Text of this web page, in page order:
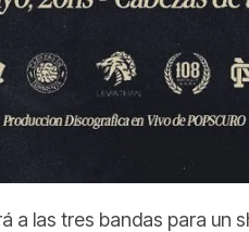
a las tres bandas para un